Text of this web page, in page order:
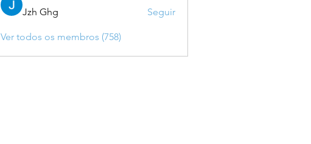
Jzh Ghg Seguir
Ver todos os membros (758)